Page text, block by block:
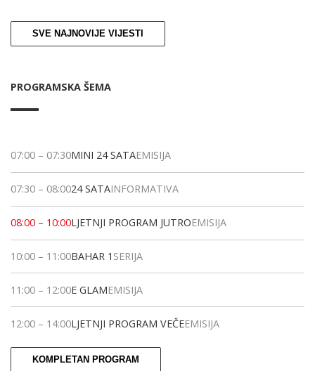
SVE NAJNOVIJE VIJESTI
PROGRAMSKA ŠEMA
07:00 – 07:30MINI 24 SATAEMISIJA
07:30 – 08:0024 SATAINFORMATIVA
08:00 – 10:00LJETNJI PROGRAM JUTROEMISIJA
10:00 – 11:00BAHAR 1 SERIJA
11:00 – 12:00E GLAMEMISIJA
12:00 – 14:00LJETNJI PROGRAM VEČEEMISIJA
KOMPLETAN PROGRAM